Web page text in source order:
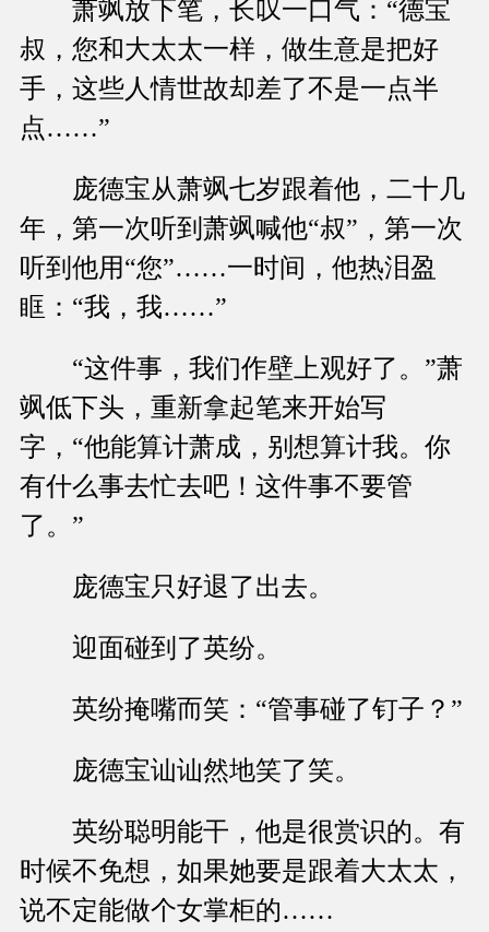
萧飒放下笔，长叹一口气：“德宝
叔，您和大太太一样，做生意是把好
手，这些人情世故却差了不是一点半
点……”
庞德宝从萧飒七岁跟着他，二十几
年，第一次听到萧飒喊他“叔”，第一次
听到他用“您”……一时间，他热泪盈
眶：“我，我……”
“这件事，我们作壁上观好了。”萧
飒低下头，重新拿起笔来开始写
字，“他能算计萧成，别想算计我。你
有什么事去忙去吧！这件事不要管
了。”
庞德宝只好退了出去。
迎面碰到了英纷。
英纷掩嘴而笑：“管事碰了钉子？”
庞德宝讪讪然地笑了笑。
英纷聪明能干，他是很赏识的。有
时候不免想，如果她要是跟着大太太，
说不定能做个女掌柜的……